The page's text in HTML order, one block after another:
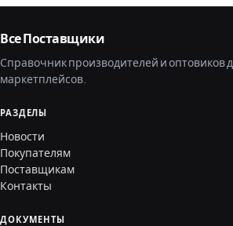
Все Поставщики
Справочник производителей и оптовиков
маркетплейсов.
РАЗДЕЛЫ
Новости
Покупателям
Поставщикам
Контакты
ДОКУМЕНТЫ